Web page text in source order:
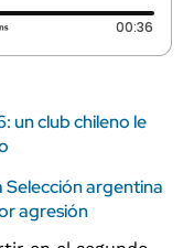
00:36
un club chileno le
Selección argentina
agresión